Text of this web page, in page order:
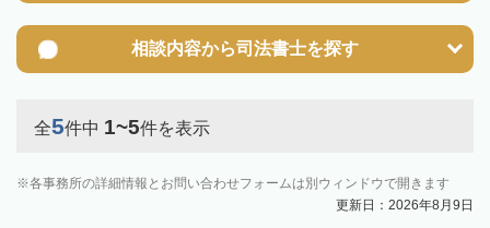
相談内容から司法書士を探す
全5件中 1~5件を表示
各事務所の詳細情報とお問い合わせフォームは別ウィンドウで開きます
更新日：2026年8月9日